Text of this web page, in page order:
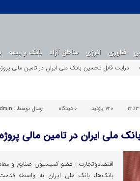
فناوری انرژی مناطق آزاد بانک و بیمه
درایت قابل تحسین بانک ملی ایران در تامین مالی
720 بازدید 0 دیدگاه ارسال توسط :
ملی ایران در تامین مالی
اقتصادوتجارت : عضو کمیسیون صنایع و
بانک‌ها، بانک ملی ایران به واسطه